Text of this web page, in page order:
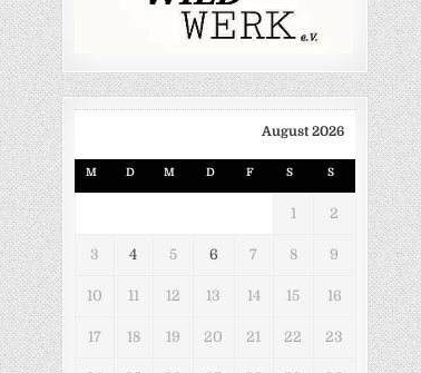
August 2026
M D M D F S S
1 2
3 4 5 6 7 8 9
10 11 12 13 14 15 16
17 18 19 20 21 22 23